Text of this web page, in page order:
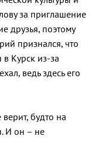
за приглашение
друзья, поэтому
признался, что
Курск из-за
ведь здесь его
будто на
И он – не